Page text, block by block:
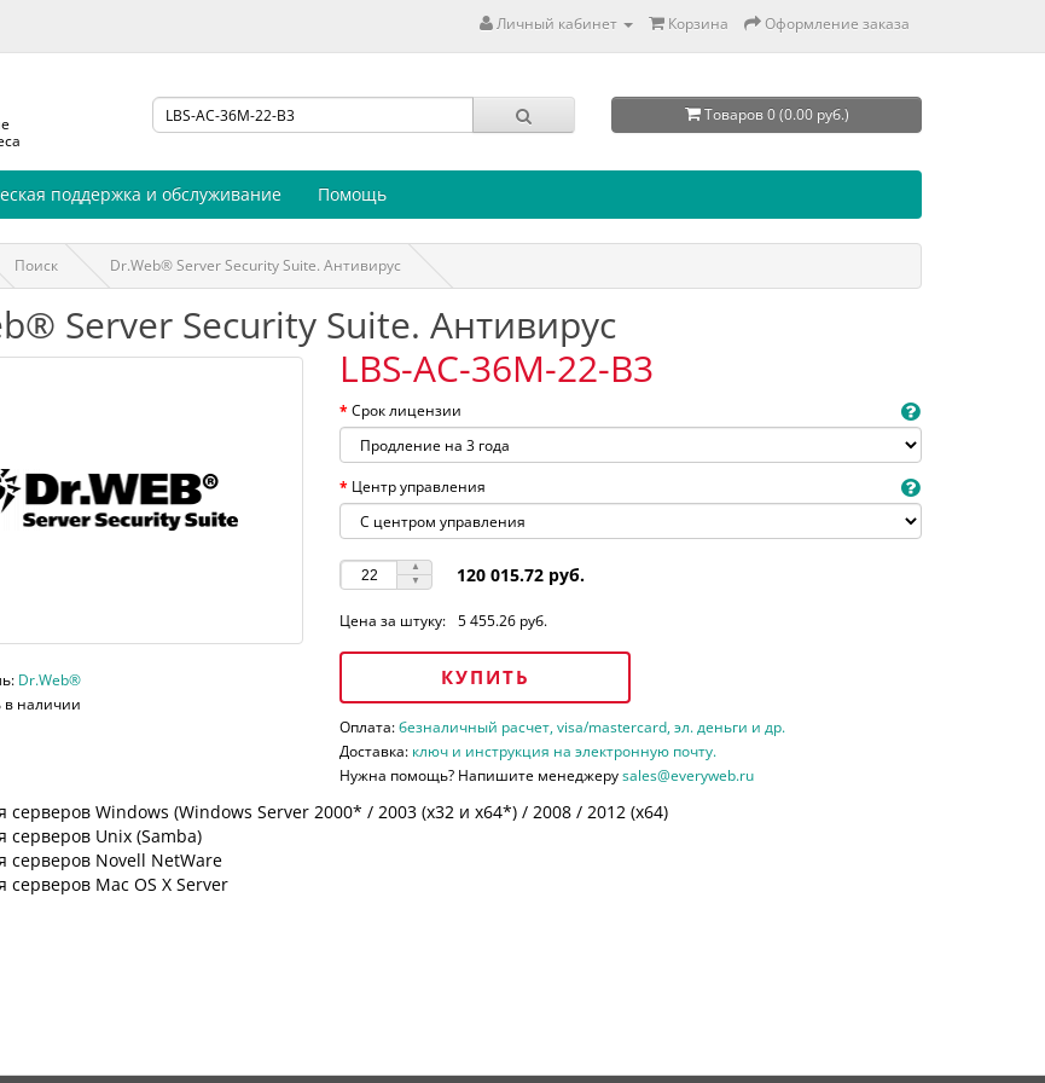
Личный кабинет Корзина Оформление заказа
Товаров 0 (0.00 руб.)
поддержка и обслуживание Помощь
Поиск Dr.Web® Server Security Suite. Антивирус
Server Security Suite. Антивирус
Dr.Web®
в наличии
LBS-AC-36M-22-B3
Срок лицензии
Центр управления
120 015.72 руб.
Цена за штуку: 5 455.26 руб.
КУПИТЬ
Оплата:безналичный расчет, visa/mastercard, эл. деньги и др.
Доставка: ключ и инструкция на электронную почту.
Нужна помощь? Напишите менеджеруsales@everyweb.ru
серверов Windows (Windows Server 2000* / 2003 (х32 и х64*) / 2008 / 2012 (х64)
серверов Unix (Samba)
серверов Novell NetWare
серверов Mac OS X Server